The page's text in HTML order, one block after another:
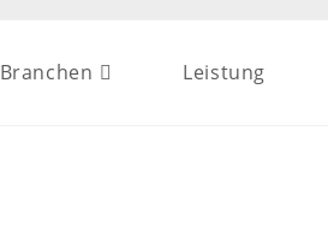
Branchen Leistung